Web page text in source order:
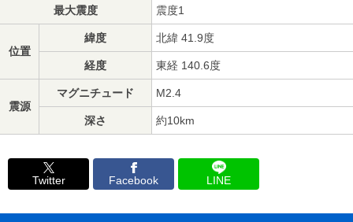
最大震度 震度1
位置
緯度 北緯 41.9度
経度 東経 140.6度
震源
マグニチュード M2.4
深さ 約10km
Twitter Facebook LINE